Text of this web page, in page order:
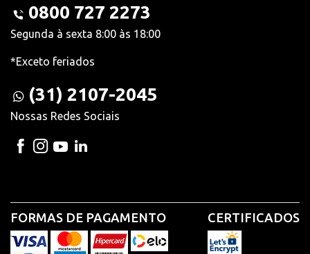
0800 727 2273
Segunda à sexta 8:00 às 18:00
*Exceto feriados
(31) 2107-2045
Nossas Redes Sociais
FORMAS DE PAGAMENTO CERTIFICADOS